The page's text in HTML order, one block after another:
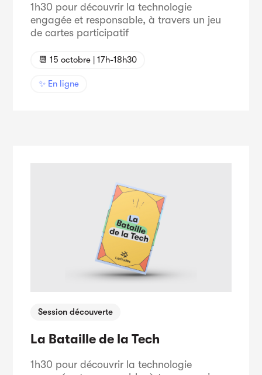
1h30 pour découvrir la technologie
engagée et responsable, à travers un jeu
de cartes participatif
📆 15 octobre | 17h-18h30
✨ En ligne
Session découverte
La Bataille de la Tech
1h30 pour découvrir la technologie